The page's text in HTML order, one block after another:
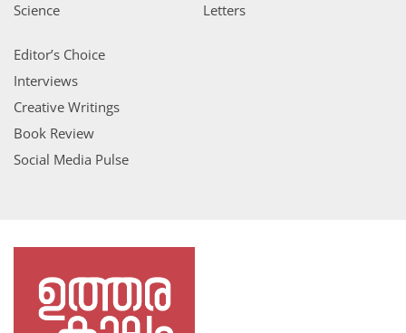
Science
Letters
Editor’s Choice
Interviews
Creative Writings
Book Review
Social Media Pulse